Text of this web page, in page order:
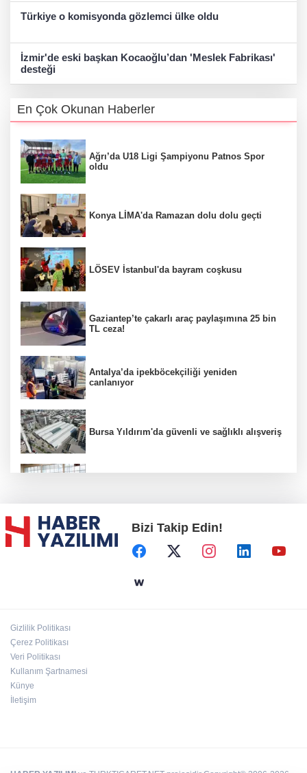
Türkiye o komisyonda gözlemci ülke oldu
İzmir'de eski başkan Kocaoğlu’dan 'Meslek Fabrikası'
desteği
En Çok Okunan Haberler
Ağrı’da U18 Ligi Şampiyonu Patnos Spor
oldu
Konya LİMA'da Ramazan dolu dolu geçti
LÖSEV İstanbul'da bayram coşkusu
Gaziantep’te çakarlı araç paylaşımına 25 bin
TL ceza!
Antalya’da ipekböcekçiliği yeniden
canlanıyor
Bursa Yıldırım'da güvenli ve sağlıklı alışveriş
Başkent'in göletlerinde temizlik ve bakım
sürüyor
Bizi Takip Edin!
Gizlilik Politikası
Çerez Politikası
Veri Politikası
Kullanım Şartnamesi
Künye
İletişim